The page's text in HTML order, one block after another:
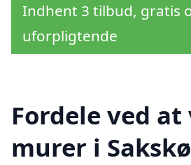
Indhent 3 tilbud, gratis
uforpligtende
Fordele ved
murer i